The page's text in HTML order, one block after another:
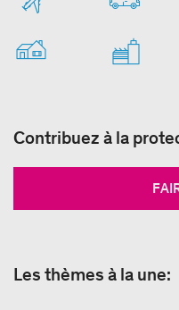
Contribuez à la
Les thèmes à la une: